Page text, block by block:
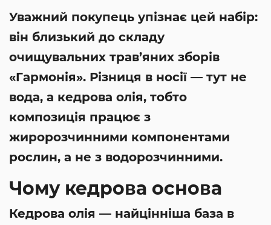
Уважний покупець упізнає цей набір:
він близький до складу
очищувальних трав’яних зборів
«Гармонія». Різниця в носії — тут не
вода, а кедрова олія, тобто
композиція працює з
жиророзчинними компонентами
рослин, а не з водорозчинними.
Чому кедрова основа
Кедрова олія — найцінніша база в